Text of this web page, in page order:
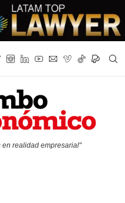
en realidad empresarial"